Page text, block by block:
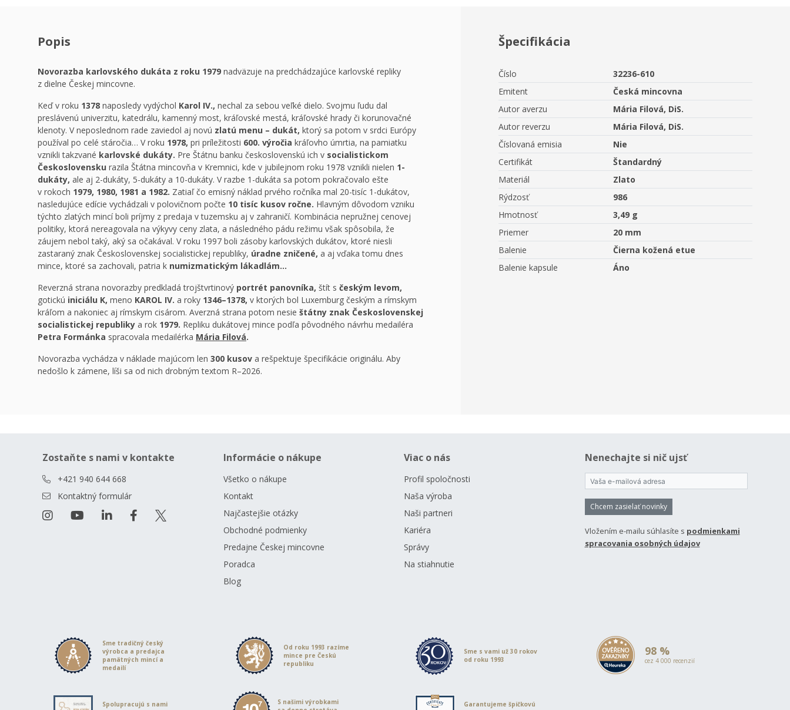
Popis
Novorazba karlovského dukáta z roku 1979 nadväzuje na predchádzajúce karlovské repliky
z dielne Českej mincovne.
Keď v roku 1378 naposledy vydýchol Karol IV., nechal za sebou veľké dielo. Svojmu ľudu dal
preslávenú univerzitu, katedrálu, kamenný most, kráľovské mestá, kráľovské hrady či korunovačné
klenoty. V neposlednom rade zaviedol aj novú zlatú menu – dukát, ktorý sa potom v srdci Európy
používal po celé stáročia… V roku 1978, pri príležitosti 600. výročia kráľovho úmrtia, na pamiatku
vznikli takzvané karlovské dukáty. Pre Štátnu banku československú ich v socialistickom
Československu razila Štátna mincovňa v Kremnici, kde v jubilejnom roku 1978 vznikli nielen 1-
dukáty, ale aj 2-dukáty, 5-dukáty a 10-dukáty. V razbe 1-dukáta sa potom pokračovalo ešte
v rokoch 1979, 1980, 1981 a 1982. Zatiaľ čo emisný náklad prvého ročníka mal 20-tisíc 1-dukátov,
nasledujúce edície vychádzali v polovičnom počte 10 tisíc kusov ročne. Hlavným dôvodom vzniku
týchto zlatých mincí boli príjmy z predaja v tuzemsku aj v zahraničí. Kombinácia nepružnej cenovej
politiky, ktorá nereagovala na výkyvy ceny zlata, a následného pádu režimu však spôsobila, že
záujem nebol taký, aký sa očakával. V roku 1997 boli zásoby karlovských dukátov, ktoré niesli
zastaraný znak Československej socialistickej republiky, úradne zničené, a aj vďaka tomu dnes
mince, ktoré sa zachovali, patria k numizmatickým lákadlám…
Reverzná strana novorazby predkladá trojštvrtinový portrét panovníka, štít s českým levom,
gotickú iniciálu K, meno KAROL IV. a roky 1346–1378, v ktorých bol Luxemburg českým a rímskym
kráľom a nakoniec aj rímskym cisárom. Averzná strana potom nesie štátny znak Československej
socialistickej republiky a rok 1979. Repliku dukátovej mince podľa pôvodného návrhu medailéra
Petra Formánka spracovala medailérka Mária Filová.
Novorazba vychádza v náklade majúcom len 300 kusov a rešpektuje špecifikácie originálu. Aby
nedošlo k zámene, líši sa od nich drobným textom R–2026.
Špecifikácia
Číslo
32236-610
Emitent
Česká mincovna
Autor averzu
Mária Filová, DiS.
Autor reverzu
Mária Filová, DiS.
Číslovaná emisia
Nie
Certifikát
Štandardný
Materiál
Zlato
Rýdzosť
986
Hmotnosť
3,49 g
Priemer
20 mm
Balenie
Čierna kožená etue
Balenie kapsule
Áno
Zostaňte s nami v kontakte
+421 940 644 668
Kontaktný formulár
Informácie o nákupe
Všetko o nákupe
Kontakt
Najčastejšie otázky
Obchodné podmienky
Predajne Českej mincovne
Poradca
Blog
Viac o nás
Profil spoločnosti
Naša výroba
Naši partneri
Kariéra
Správy
Na stiahnutie
Nenechajte si nič ujsť
Chcem zasielať novinky
Vložením e-mailu súhlasíte s podmienkami
spracovania osobných údajov
Sme tradičný český
výrobca a predajca
pamätných mincí a
medailí
Od roku 1993 razíme
mince pre Českú
republiku
Sme s vami už 30 rokov
od roku 1993
98 %
cez 4 000 recenzií
Spolupracujú s nami
S našimi výrobkami
Garantujeme špičkovú